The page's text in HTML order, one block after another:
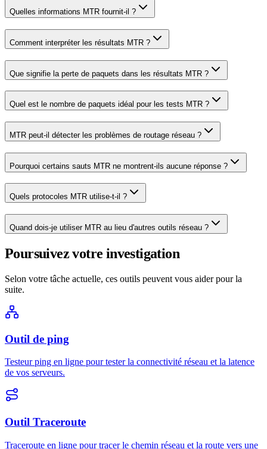
Quelles informations MTR fournit-il ?
Comment interpréter les résultats MTR ?
Que signifie la perte de paquets dans les résultats MTR ?
Quel est le nombre de paquets idéal pour les tests MTR ?
MTR peut-il détecter les problèmes de routage réseau ?
Pourquoi certains sauts MTR ne montrent-ils aucune réponse ?
Quels protocoles MTR utilise-t-il ?
Quand dois-je utiliser MTR au lieu d'autres outils réseau ?
Poursuivez votre investigation
Selon votre tâche actuelle, ces outils peuvent vous aider pour la
suite.
Outil de ping
Testeur ping en ligne pour tester la connectivité réseau et la latence
de vos serveurs.
Outil Traceroute
Traceroute en ligne pour tracer le chemin réseau et la route vers une